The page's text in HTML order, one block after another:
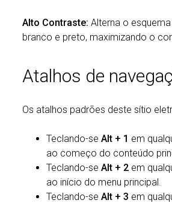
Alto Contraste: Alterna o
branco e preto, maximizando o
Atalhos de
Os atalhos padrões deste sítio
Teclando-se Alt + 1 em
ao começo do conteúdo
Teclando-se Alt + 2em
ao início do menu principal.
Teclando-se Alt + 3 em